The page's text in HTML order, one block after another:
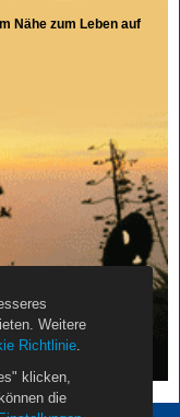
Nähe zum Leben auf
Weitere
Richtlinie.
klicken,
die